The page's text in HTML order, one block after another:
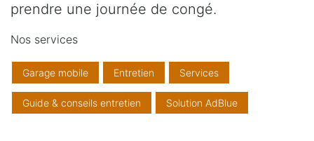
prendre une journée de congé.
Nos services
Garage mobile Entretien Services
Guide & conseils entretien Solution AdBlue